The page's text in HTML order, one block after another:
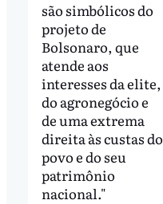
são simbólicos do
projeto de
Bolsonaro, que
atende aos
interesses da elite,
do agronegócio e
de uma extrema
direita às custas do
povo e do seu
patrimônio
nacional."